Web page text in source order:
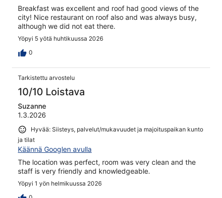
Breakfast was excellent and roof had good views of the
city! Nice restaurant on roof also and was always busy,
although we did not eat there.
Yöpyi 5 yötä huhtikuussa 2026
0
Tarkistettu arvostelu
10/10 Loistava
Suzanne
1.3.2026
Hyvää: Siisteys, palvelut/mukavuudet ja majoituspaikan kunto
ja tilat
Käännä Googlen avulla
The location was perfect, room was very clean and the
staff is very friendly and knowledgeable.
Yöpyi 1 yön helmikuussa 2026